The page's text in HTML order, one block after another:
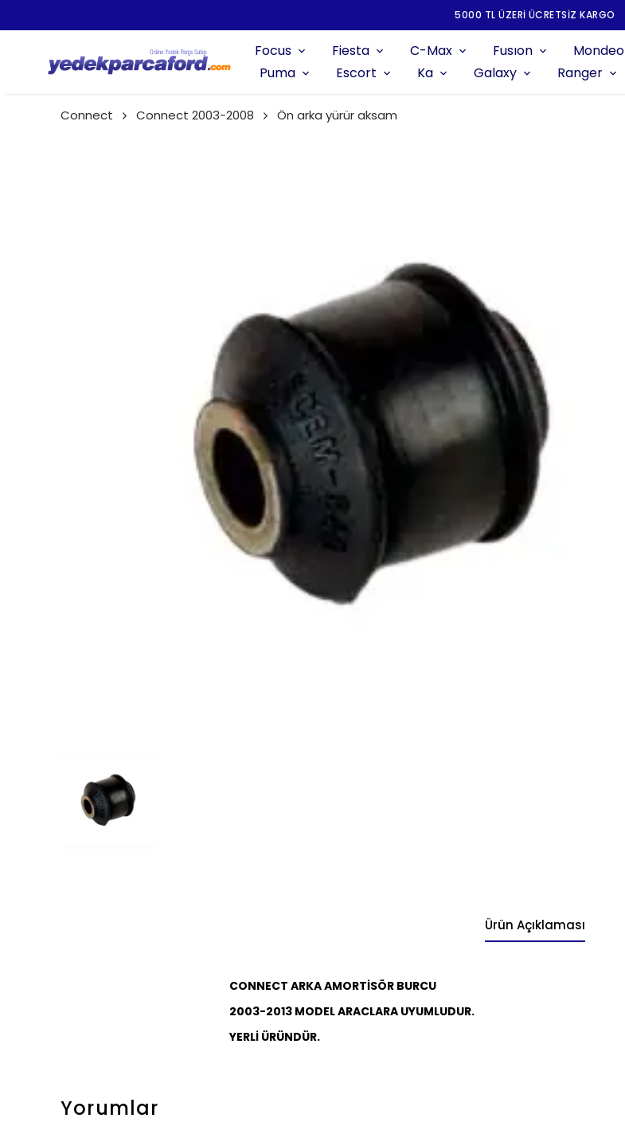
5000 TL ÜZERI ÜCRETSIZ KARGO
Focus Fiesta C-Max Fusıon Mondeo
Puma
Escort Ka Galaxy Ranger
Connect Connect 2003-2008 Ön arka yürür aksam
Ürün Açıklaması
CONNECT ARKA AMORTİSÖR BURCU
2003-2013 MODEL ARACLARA UYUMLUDUR.
YERLİ ÜRÜNDÜR.
Yorumlar